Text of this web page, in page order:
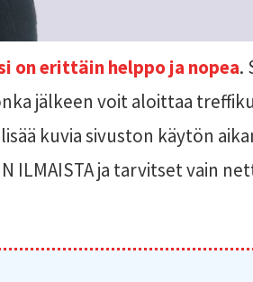
on erittäin helppo ja nopea.
jälkeen voit aloittaa
kuvia sivuston käytön
ILMAISTA ja tarvitset vain